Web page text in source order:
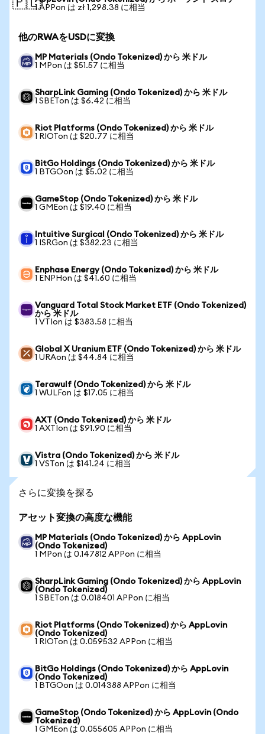
🇵🇱1 APPon は zł 1,298.38 に相当
他のRWAをUSDに変換
MP Materials (Ondo Tokenized) から 米ドル
1 MPon は $51.57 に相当
SharpLink Gaming (Ondo Tokenized) から 米ドル
1 SBETon は $6.42 に相当
Riot Platforms (Ondo Tokenized) から 米ドル
1 RIOTon は $20.77 に相当
BitGo Holdings (Ondo Tokenized) から 米ドル
1 BTGOon は $5.02 に相当
GameStop (Ondo Tokenized) から 米ドル
1 GMEon は $19.40 に相当
Intuitive Surgical (Ondo Tokenized) から 米ドル
1 ISRGon は $382.23 に相当
Enphase Energy (Ondo Tokenized) から 米ドル
1 ENPHon は $41.60 に相当
Vanguard Total Stock Market ETF (Ondo Tokenized)
から 米ドル
1 VTIon は $383.58 に相当
Global X Uranium ETF (Ondo Tokenized) から 米ドル
1 URAon は $44.84 に相当
Terawulf (Ondo Tokenized) から 米ドル
1 WULFon は $17.05 に相当
AXT (Ondo Tokenized) から 米ドル
1 AXTIon は $91.90 に相当
Vistra (Ondo Tokenized) から 米ドル
1 VSTon は $141.24 に相当
さらに変換を探る
アセット変換の高度な機能
MP Materials (Ondo Tokenized) から AppLovin
(Ondo Tokenized)
1 MPon は 0.147812 APPon に相当
SharpLink Gaming (Ondo Tokenized) から AppLovin
(Ondo Tokenized)
1 SBETon は 0.018401 APPon に相当
Riot Platforms (Ondo Tokenized) から AppLovin
(Ondo Tokenized)
1 RIOTon は 0.059532 APPon に相当
BitGo Holdings (Ondo Tokenized) から AppLovin
(Ondo Tokenized)
1 BTGOon は 0.014388 APPon に相当
GameStop (Ondo Tokenized) から AppLovin (Ondo
Tokenized)
1 GMEon は 0.055605 APPon に相当